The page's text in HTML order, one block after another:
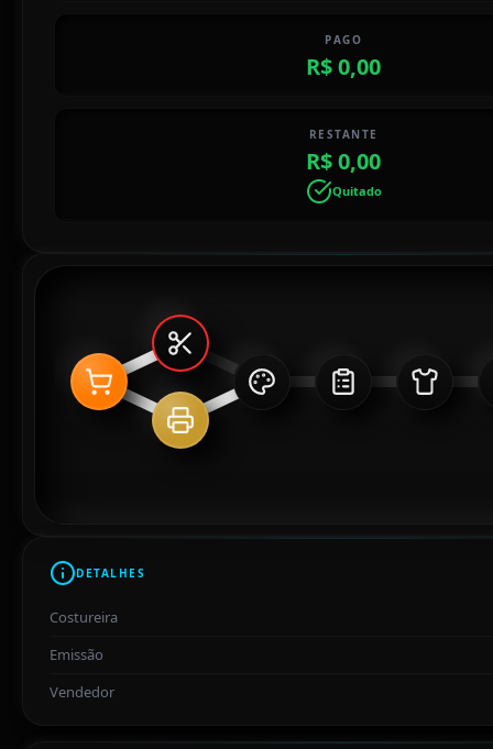
PAGO
R$ 0,00
RESTANTE
R$ 0,00
Quitado
DETALHES
Costureira
Emissão
Vendedor